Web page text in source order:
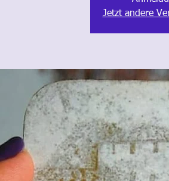
Jetzt andere